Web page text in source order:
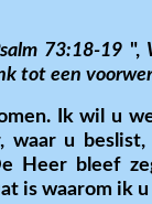
73:18-19 ",
tot een
Ik wil u
u
Heer bleef
is waarom ik